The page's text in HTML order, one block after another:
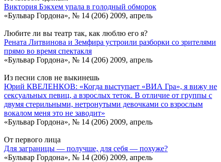
Виктория Бэкхем упала в голодный обморок
«Бульвар Гордона», № 14 (206) 2009, апрель
Любите ли вы театр так, как люблю его я?
Рената Литвинова и Земфира устроили разборки со зрителями
прямо во время спектакля
«Бульвар Гордона», № 14 (206) 2009, апрель
Из песни слов не выкинешь
Юрий КВЕЛЕНКОВ: «Когда выступает «ВИА Гра», я вижу не
сексуальных певиц, а взрослых теток. В отличие от группы с
двумя стерильными, нетронутыми девочками со взрослым
вокалом меня это не заводит»
«Бульвар Гордона», № 14 (206) 2009, апрель
От первого лица
Для заграницы — получше, для себя — похуже?
«Бульвар Гордона», № 14 (206) 2009, апрель